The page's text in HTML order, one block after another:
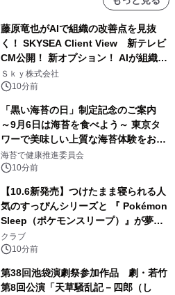
藤原竜也がAIで組織の改善点を見抜
く！ SKYSEA Client View 新テレビ
CM公開！ 新オプション！ AIが組織の
業務実態を分析し労務改善を支援。 藤
原竜也メイキング動画公開 「もしAIが
る自信がある」「昨年の夏はカブトム
シを捕まえたり、虫と戦ったり…」
Ｓｋｙ株式会社
10分前
「黒い海苔の日」制定記念のご案内
～9月6日は海苔を食べよう～ 東京タ
ワーで美味しい上質な海苔体験をお届
けします！
海苔で健康推進委員会
10分前
【10.6新発売】つけたまま寝られる人
気のすっぴんシリーズと 『 Pokémon
Sleep（ポケモンスリープ）』が夢の
コラボレーション！
クラブ
10分前
第38回池袋演劇祭参加作品 劇・若竹
第8回公演「天草騒乱記－四郎（し